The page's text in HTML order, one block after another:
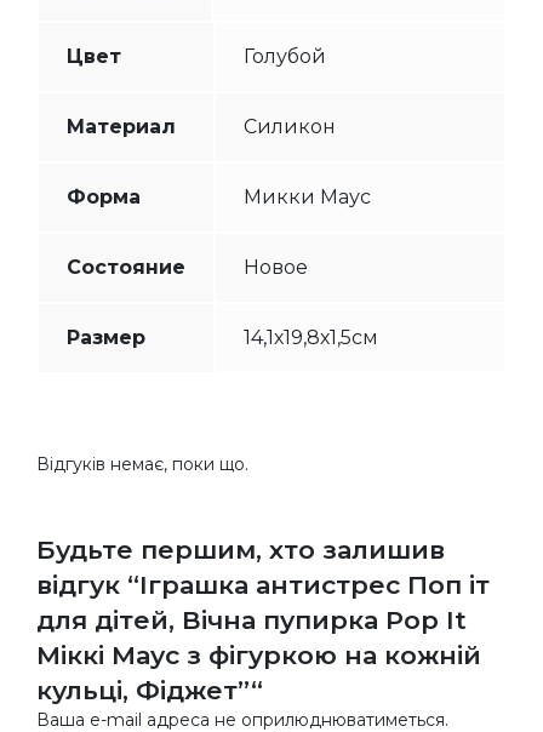
Цвет Голубой
Материал Силикон
Форма Микки Маус
Состояние Новое
Размер 14,1х19,8х1,5см
Відгуків немає, поки що.
Будьте першим, хто залишив
відгук “Іграшка антистрес Поп іт
для дітей, Вічна пупирка Pop It
Міккі Маус з фігуркою на кожній
кульці, Фіджет”“
Ваша e-mail адреса не оприлюднюватиметься.